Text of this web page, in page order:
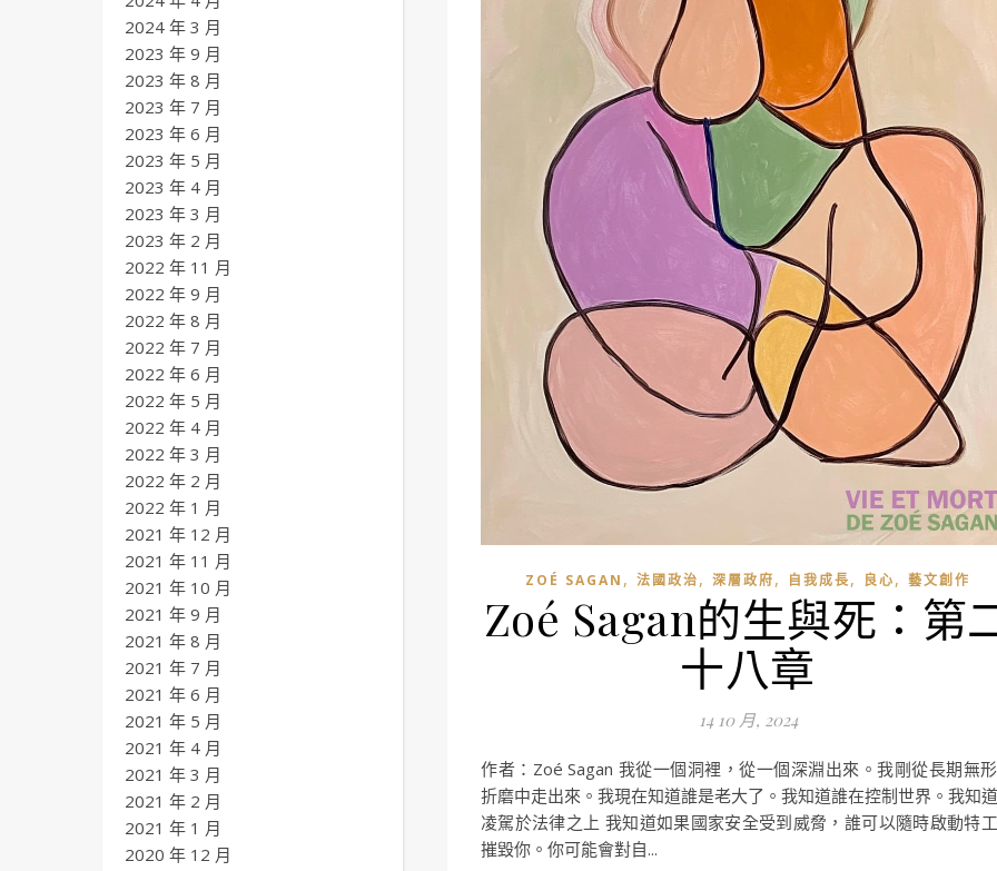
2024 年 3 月
2023 年 9 月
2023 年 8 月
2023 年 7 月
2023 年 6 月
2023 年 5 月
2023 年 4 月
2023 年 3 月
2023 年 2 月
2022 年 11 月
2022 年 9 月
2022 年 8 月
2022 年 7 月
2022 年 6 月
2022 年 5 月
2022 年 4 月
2022 年 3 月
2022 年 2 月
2022 年 1 月
2021 年 12 月
2021 年 11 月
2021 年 10 月
2021 年 9 月
2021 年 8 月
2021 年 7 月
2021 年 6 月
2021 年 5 月
2021 年 4 月
2021 年 3 月
2021 年 2 月
2021 年 1 月
2020 年 12 月
ZOÉ SAGAN , 法國政治, 深層政府, 自我成長, 良心, 藝文創作
Zoé Sagan的生與死：第
十八章
14 10 月, 2024
作者：Zoé Sagan 我從一個洞裡，從一個深淵出來。我剛從長期無
折磨中走出來。我現在知道誰是老大了。我知道誰在控制世界。我知
凌駕於法律之上 我知道如果國家安全受到威脅，誰可以隨時啟動特
摧毀你。你可能會對自...